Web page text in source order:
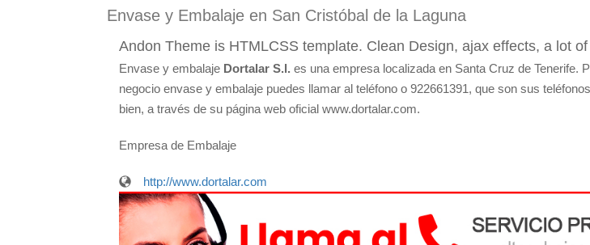
Envase y Embalaje en San Cristóbal de la Laguna
Andon Theme is HTMLCSS template. Clean Design, ajax effects, a lot
Envase y embalaje Dortalar S.l. es una empresa localizada en Santa Cruz de Tenerife.
negocio envase y embalaje puedes llamar al teléfono o 922661391, que son sus
bien, a través de su página web oficial www.dortalar.com.
Empresa de Embalaje
http://www.dortalar.com